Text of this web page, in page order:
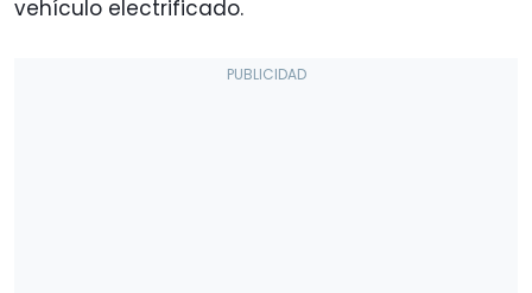
vehículo electrificado.